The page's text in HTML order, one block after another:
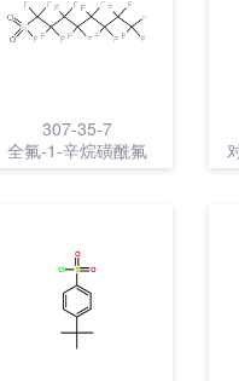
307-35-7
全氟-1-辛烷磺酰氟